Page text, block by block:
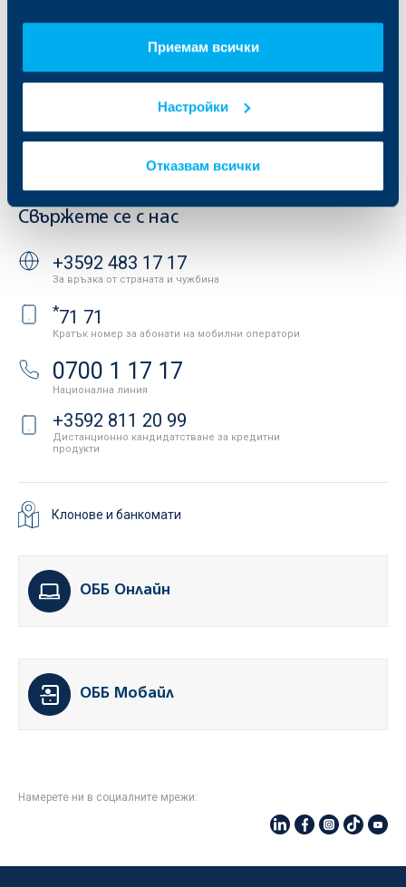
Приемам всички
Настройки
Отказвам всички
Други документи
Продажба на имоти
Бисквитки
Защита на личните данни
Свържете се с нас
+3592 483 17 17
За връзка от страната и чужбина
*71 71
Кратък номер за абонати на мобилни оператори
0700 1 17 17
Национална линия
+3592 811 20 99
Дистанционно кандидатстване за кредитни
продукти
Клонове и банкомати
ОББ Онлайн
ОББ Мобайл
Намерете ни в социалните мрежи: